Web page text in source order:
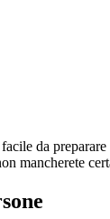
facile da
mancherete